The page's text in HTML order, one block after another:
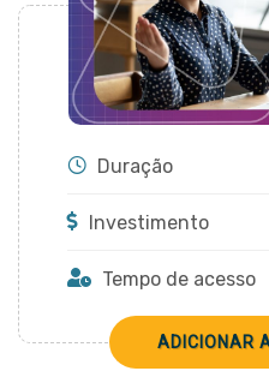
CADASTRAR
Duração
Investimento
Tempo de acesso